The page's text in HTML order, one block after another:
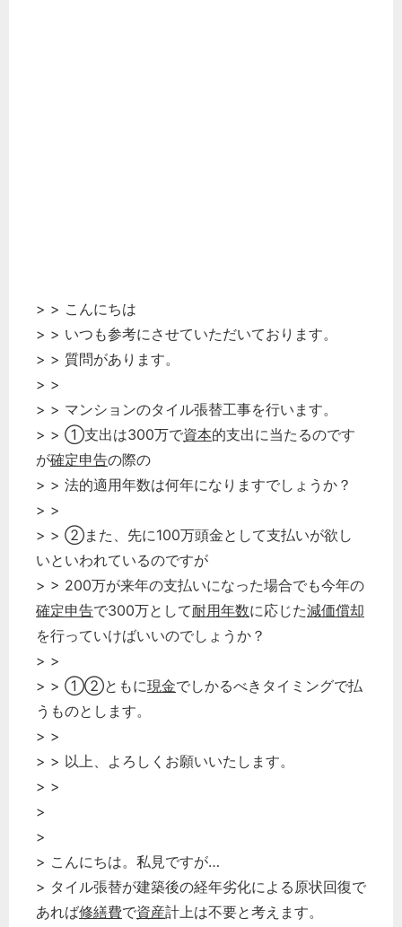
> > こんにちは
> > いつも参考にさせていただいております。
> > 質問があります。
> >
> > マンションのタイル張替工事を行います。
> > ①支出は300万で資本的支出に当たるのです
が確定申告の際の
> > 法的適用年数は何年になりますでしょうか？
> >
> > ②また、先に100万頭金として支払いが欲し
いといわれているのですが
> > 200万が来年の支払いになった場合でも今年の
確定申告で300万として耐用年数に応じた減価償却
を行っていけばいいのでしょうか？
> >
> > ①②ともに現金でしかるべきタイミングで払
うものとします。
> >
> > 以上、よろしくお願いいたします。
> >
>
>
> こんにちは。私見ですが…
> タイル張替が建築後の経年劣化による原状回復で
あれば修繕費で資産計上は不要と考えます。